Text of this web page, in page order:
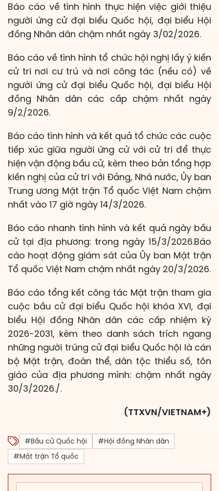
Báo cáo về tình hình thực hiện việc giới thiệu
người ứng cử đại biểu Quốc hội, đại biểu Hội
đồng Nhân dân chậm nhất ngày 3/02/2026.
Báo cáo về tình hình tổ chức hội nghị lấy ý kiến
cử tri nơi cư trú và nơi công tác (nếu có) về
người ứng cử đại biểu Quốc hội, đại biểu Hội
đồng Nhân dân các cấp chậm nhất ngày
9/2/2026.
Báo cáo tình hình và kết quả tổ chức các cuộc
tiếp xúc giữa người ứng cử với cử tri để thực
hiện vận động bầu cử, kèm theo bản tổng hợp
kiến nghị của cử tri với Đảng, Nhà nước, Ủy ban
Trung ương Mặt trận Tổ quốc Việt Nam chậm
nhất vào 17 giờ ngày 14/3/2026.
Báo cáo nhanh tình hình và kết quả ngày bầu
cử tại địa phương: trong ngày 15/3/2026.Báo
cáo hoạt động giám sát của Ủy ban Mặt trận
Tổ quốc Việt Nam chậm nhất ngày 20/3/2026.
Báo cáo tổng kết công tác Mặt trận tham gia
cuộc bầu cử đại biểu Quốc hội khóa XVI, đại
biểu Hội đồng Nhân dân các cấp nhiệm kỳ
2026-2031, kèm theo danh sách trích ngang
những người trúng cử đại biểu Quốc hội là cán
bộ Mặt trận, đoàn thể, dân tộc thiểu số, tôn
giáo của địa phương mình: chậm nhất ngày
30/3/2026./.
(TTXVN/VIETNAM+)
#Bầu cử Quốc hội
#Hội đồng Nhân dân
#Mặt trận Tổ quốc